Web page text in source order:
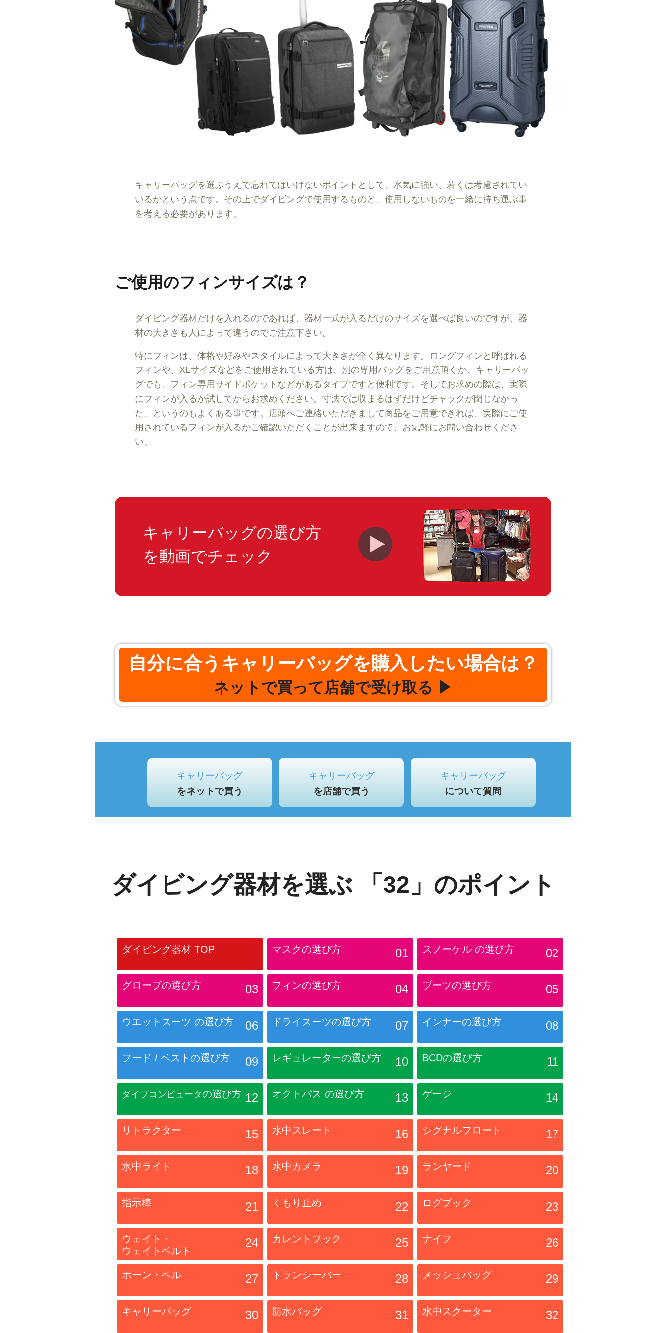
キャリーバッグを選ぶうえで忘れてはいけないポイントとして、水気に強い、若くは考慮されてい
いるかという点です。その上でダイビングで使用するものと、使用しないものを一緒に持ち運ぶ事
を考える必要があります。
ご使用のフィンサイズは？
ダイビング器材だけを入れるのであれば、器材一式が入るだけのサイズを選べば良いのですが、器
材の大きさも人によって違うのでご注意下さい。
特にフィンは、体格や好みやスタイルによって大きさが全く異なります。ロングフィンと呼ばれる
フィンや、XLサイズなどをご使用されている方は、別の専用バッグをご用意頂くか、キャリーバッ
グでも、フィン専用サイドポケットなどがあるタイプですと便利です。そしてお求めの際は、実際
にフィンが入るか試してからお求めください。寸法では収まるはずだけどチャックが閉じなかっ
た、というのもよくある事です。店頭へご連絡いただきまして商品をご用意できれば、実際にご使
用されているフィンが入るかご確認いただくことが出来ますので、お気軽にお問い合わせくださ
い。
キャリーバッグの選び方
を動画でチェック
自分に合うキャリーバッグを購入したい場合は？
ネットで買って店舗で受け取る ▶
キャリーバッグ
をネットで買う
キャリーバッグ
を店舗で買う
キャリーバッグ
について質問
ダイビング器材を選ぶ「32」のポイント
ダイビング器材 TOP マスクの選び方 01 スノーケル の選び方 02
グローブの選び方 03 フィンの選び方 04 ブーツの選び方 05
ウエットスーツ の選び方 06 ドライスーツの選び方 07 インナーの選び方 08
フード / ベスト の選び方 09 レギュレーターの選び方 10 BCDの選び方 11
ダイブコンピュータの選び方 12 オクトパス の選び方 13 ゲージ 14
リトラクター 15 水中スレート 16 シグナルフロート 17
水中ライト 18 水中カメラ 19 ランヤード 20
指示棒 21 くもり止め 22 ログブック 23
ウェイト・
ウェイトベルト
24 カレントフック 25 ナイフ 26
ホーン・ベル 27 トランシーバー 28 メッシュバッグ 29
キャリーバッグ 30 防水バッグ 31 水中スクーター 32